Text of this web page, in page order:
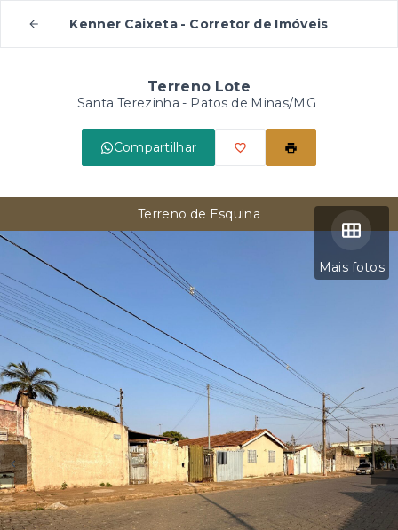
Kenner Caixeta - Corretor de Imóveis
Terreno Lote
Santa Terezinha - Patos de Minas/MG
Compartilhar
Mais fotos
Terreno de Esquina